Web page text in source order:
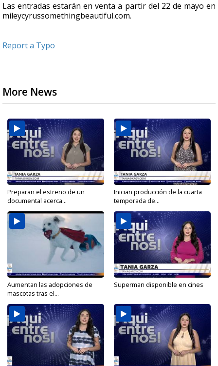
Las entradas estarán en venta a partir del 22 de mayo en
mileycyrussomethingbeautiful.com.
Report a Typo
More News
Preparan el estreno de un
documental acerca...
Inician producción de la cuarta
temporada de...
Aumentan las adopciones de
mascotas tras el...
Superman disponible en cines